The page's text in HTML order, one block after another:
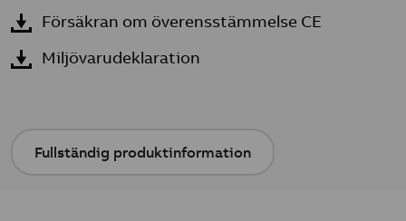
Försäkran om överensstämmelse CE
Miljövarudeklaration
Fullständig produktinformation